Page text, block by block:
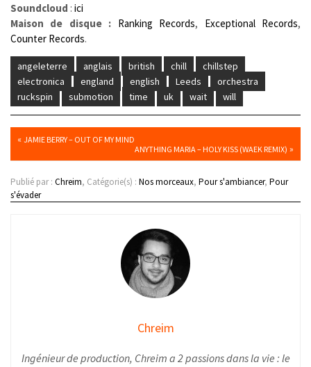
Soundcloud : ici
Maison de disque : Ranking Records, Exceptional Records,
Counter Records.
angeleterre anglais british chill
chillstep
electronica
england english Leeds
orchestra
ruckspin
submotion time uk wait will
« JAMIE BERRY – OUT OF MY MIND
ANYTHING MARIA – HOLY KISS (WAEK REMIX) »
Publié par : Chreim, Catégorie(s) : Nos morceaux, Pour s'ambiancer, Pour
s'évader
Chreim
Ingénieur de production, Chreim a 2 passions dans la vie : le